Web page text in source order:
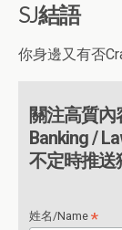
SJ結語
你身邊又有否
關注高質
Banking /
不定時推送
姓名/Name*